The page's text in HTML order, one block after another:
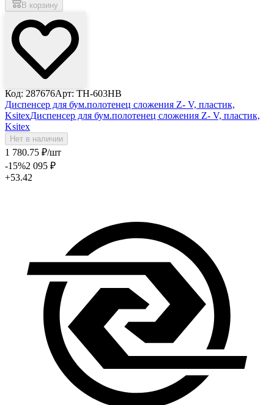
В корзину
Код: 287676Арт: TH-603HB
Диспенсер для бум.полотенец сложения Z- V, пластик,
KsitexДиспенсер для бум.полотенец сложения Z- V, пластик,
Ksitex
Нет в наличии
1 780.75 ₽/шт
-15%2 095 ₽
+53.42